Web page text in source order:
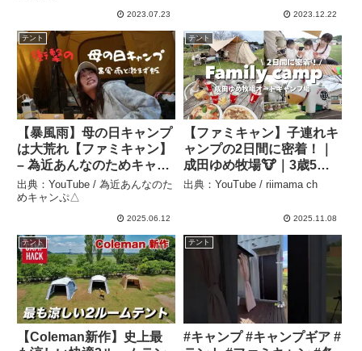
2023.07.23
プ/キャンプ – Yoi Camp
2023.12.22
テント
【暴風雨】母の日キャンプ
は大荒れ【ファミキャン】
– 為近あんなのためキャン
ぷ△
出典：YouTube / 為近あんなのた
めキャンぷ△
2025.06.12
テント
【ファミキャン】子連れキ
ャンプの2日間に密着！｜
成田ゆめ牧場🐮｜3歳5歳
とのリアルな過ごし方🏕️ –
出典：YouTube / riimama ch
2025.11.08
テント
【Coleman新作】史上最
テント
#キャンプ #キャンプギア #